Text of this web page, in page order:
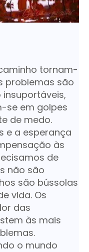
tornam-
problemas são
se em golpes
de medo.
e a esperança
às
de
não são
são bússolas
vida. Os
das
às mais
o mundo